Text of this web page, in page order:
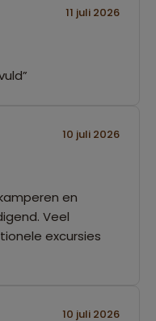
11 juli 2026
10 juli 2026
en
Veel
excursies
10 juli 2026